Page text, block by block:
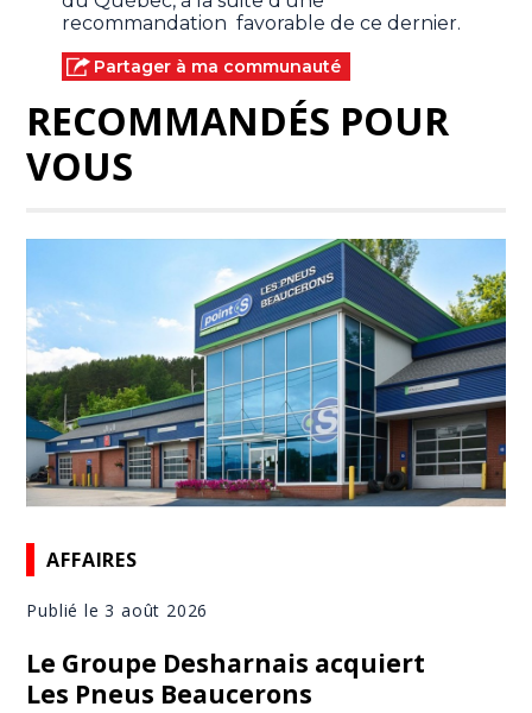
recommandation favorable de ce dernier.
Partager à ma communauté
RECOMMANDÉS POUR
VOUS
AFFAIRES
Publié le 3 août 2026
Le Groupe Desharnais acquiert
Les Pneus Beaucerons